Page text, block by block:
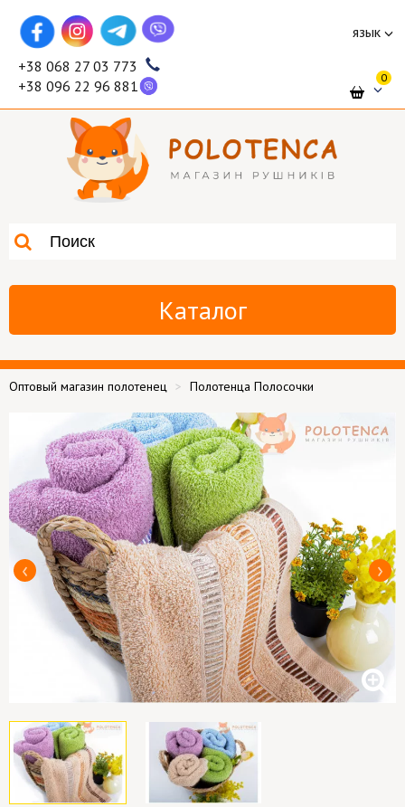
язык
+38 068 27 03 773
+38 096 22 96 881
0
Каталог
Оптовый магазин полотенец Полотенца Полосочки